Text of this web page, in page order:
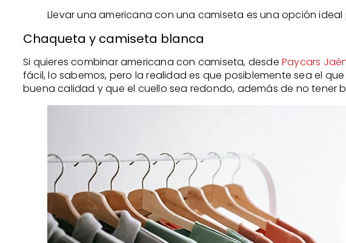
Llevar una americana con una camiseta es una opción
Chaqueta y camiseta blanca
Si quieres combinar americana con camiseta, desdePaycars
fácil, lo sabemos, pero la realidad es que posiblemente sea el
buena calidad y que el cuello sea redondo, además de no tener